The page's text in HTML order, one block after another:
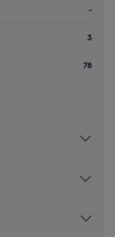
-
3
78